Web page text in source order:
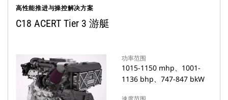
高性能推进与操控解决方案
C18 ACERT Tier 3 游艇
功率范围
1015-1150 mhp、1001-
1136 bhp、747-847 bkW